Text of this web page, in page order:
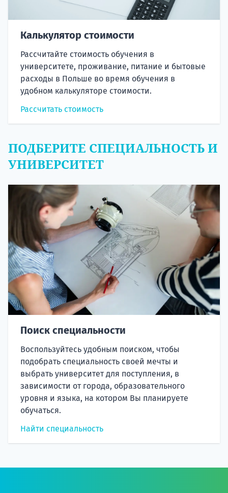
Калькулятор стоимости
Рассчитайте стоимость обучения в
университете, проживание, питание и бытовые
расходы в Польше во время обучения в
удобном калькуляторе стоимости.
Рассчитать стоимость
ПОДБЕРИТЕ СПЕЦИАЛЬНОСТЬ И
УНИВЕРСИТЕТ
Поиск специальности
Воспользуйтесь удобным поиском, чтобы
подобрать специальность своей мечты и
выбрать университет для поступления, в
зависимости от города, образовательного
уровня и языка, на котором Вы планируете
обучаться.
Найти специальность